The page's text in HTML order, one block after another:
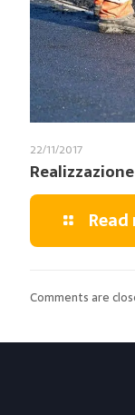
22/11/2017
Comments are